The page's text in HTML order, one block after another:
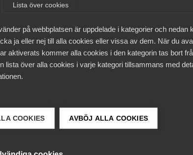
Lista över cookies
på webbplatsen är uppdelade i kategorier och nedan
ja eller nej till alla cookies eller vissa av dem. När du
aktiverats kommer alla cookies i den kategorin tas bort
lista över alla cookies i varje kategori tillsammans med
COOKIES AVBÖJ ALLA COOKIES
för sig ”behandling” av personuppgifter i
manuell hantering. För att manuell (icke-
krävs att uppgifterna ingår i eller är
ATS).
GDPR:s materiella tillämpningsområde,
som ett register.